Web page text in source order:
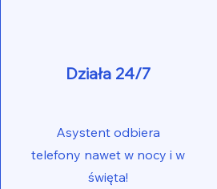
Działa 24/7
Asystent odbiera
telefony nawet w nocy i w
święta!